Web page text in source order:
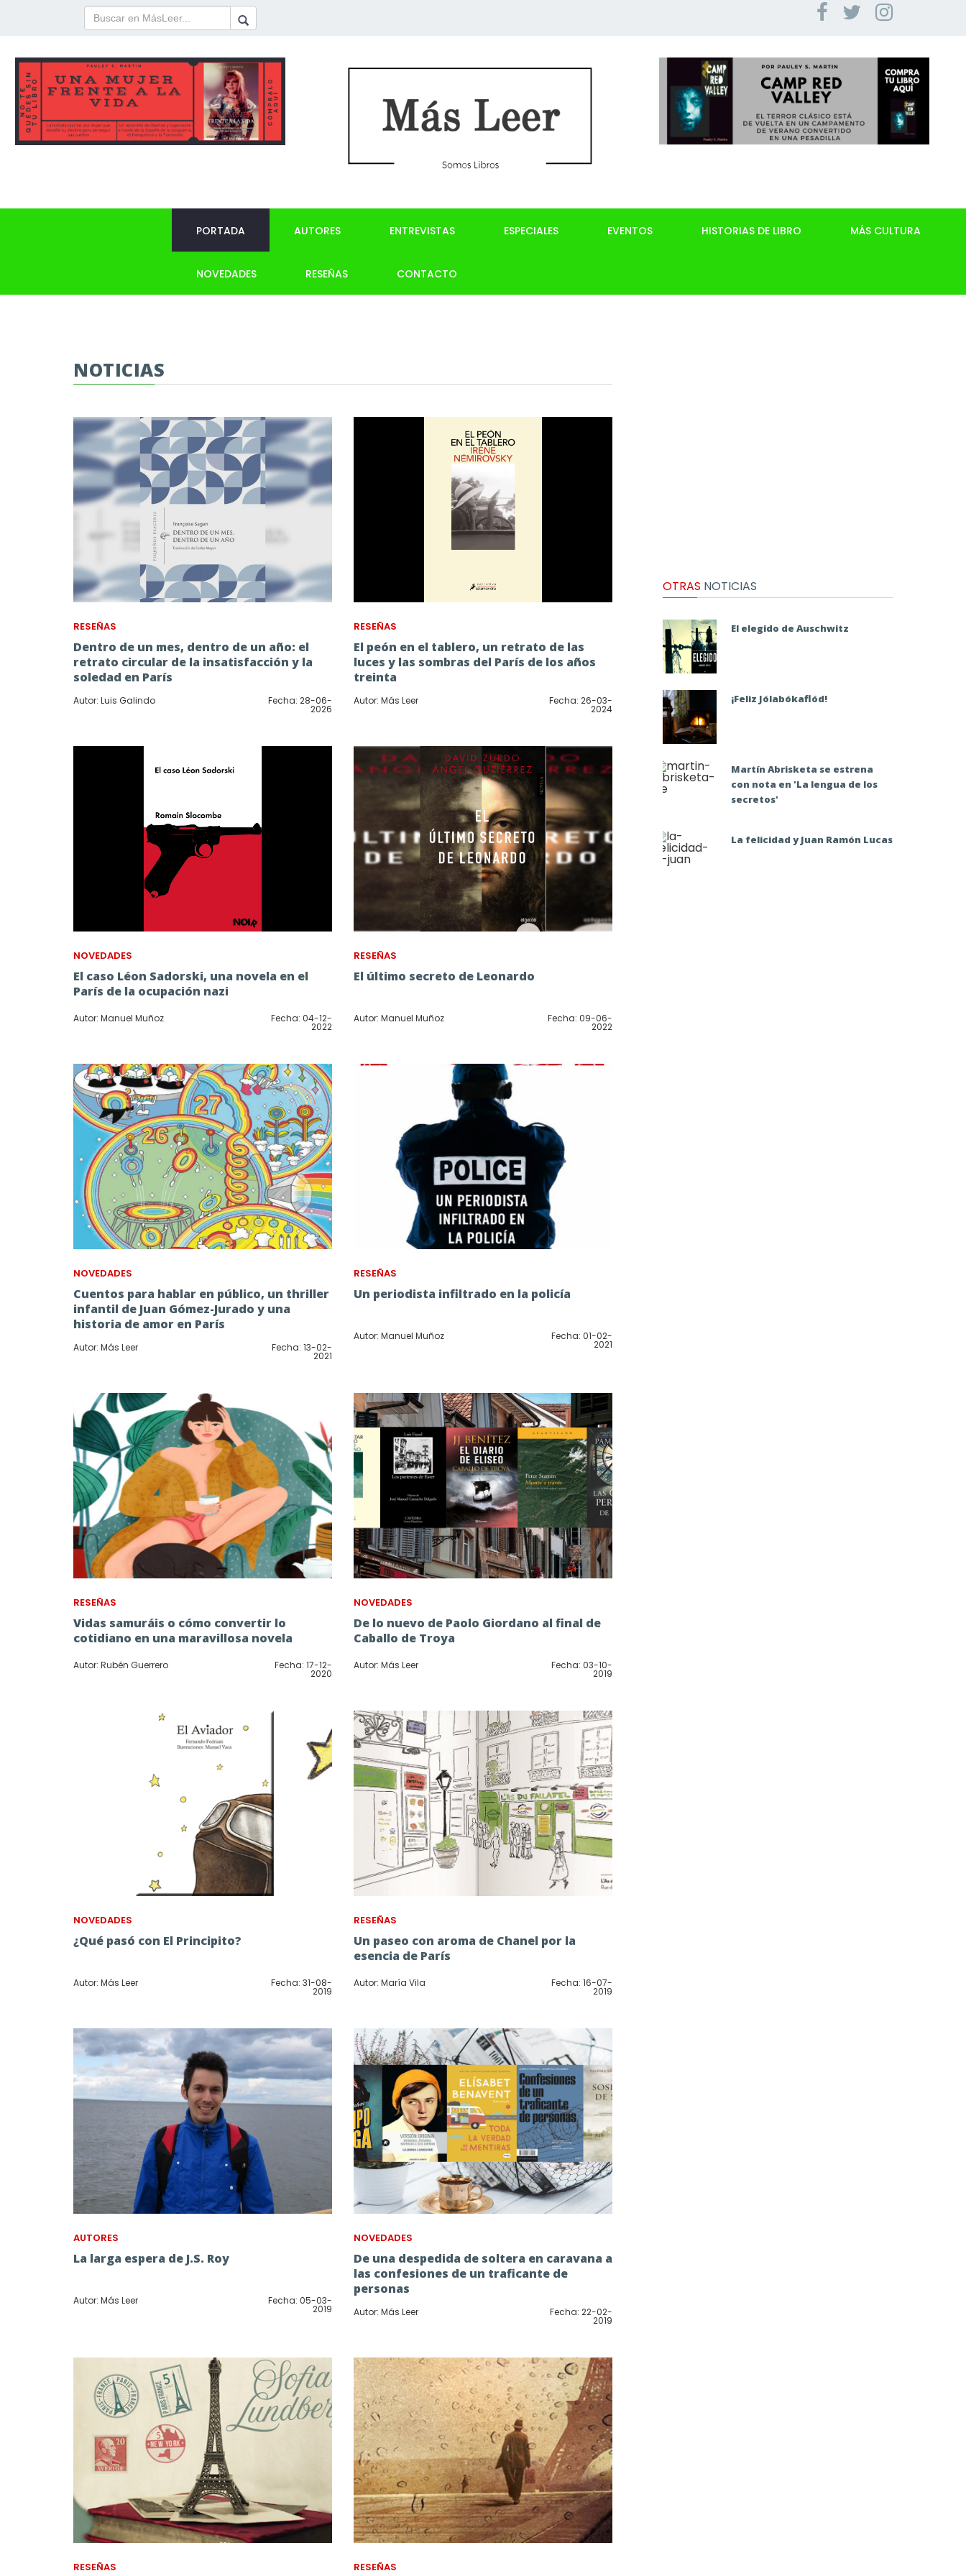
PORTADA AUTORES ENTREVISTAS ESPECIALES EVENTOS HISTORIAS DE LIBRO MÁS CULTURA
NOVEDADES RESEÑAS CONTACTO
NOTICIAS
RESEÑAS
Dentro de un mes, dentro de un año: el
retrato circular de la insatisfacción y la
soledad en París
Autor: Luis Galindo Fecha: 28-06-
2026
RESEÑAS
El peón en el tablero, un retrato de las
luces y las sombras del París de los años
treinta
Autor: Más Leer Fecha: 26-03-
2024
NOVEDADES
El caso Léon Sadorski, una novela en el
París de la ocupación nazi
Autor: Manuel Muñoz Fecha: 04-12-
2022
RESEÑAS
El último secreto de Leonardo
Autor: Manuel Muñoz Fecha: 09-06-
2022
NOVEDADES
Cuentos para hablar en público, un thriller
infantil de Juan Gómez-Jurado y una
historia de amor en París
Autor: Más Leer Fecha: 13-02-
2021
RESEÑAS
Un periodista infiltrado en la policía
Autor: Manuel Muñoz Fecha: 01-02-
2021
RESEÑAS
Vidas samuráis o cómo convertir lo
cotidiano en una maravillosa novela
Autor: Rubén Guerrero Fecha: 17-12-
2020
NOVEDADES
De lo nuevo de Paolo Giordano al final de
Caballo de Troya
Autor: Más Leer Fecha: 03-10-
2019
NOVEDADES
¿Qué pasó con El Principito?
Autor: Más Leer Fecha: 31-08-
2019
RESEÑAS
Un paseo con aroma de Chanel por la
esencia de París
Autor: María Vila Fecha: 16-07-
2019
AUTORES
La larga espera de J.S. Roy
Autor: Más Leer Fecha: 05-03-
2019
NOVEDADES
De una despedida de soltera en caravana a
las confesiones de un traficante de
personas
Autor: Más Leer Fecha: 22-02-
2019
RESEÑAS RESEÑAS
OTRAS NOTICIAS
El elegido de Auschwitz
¡Feliz Jólabókaflód!
Martín Abrisketa se estrena
con nota en 'La lengua de los
secretos'
La felicidad y Juan Ramón Lucas